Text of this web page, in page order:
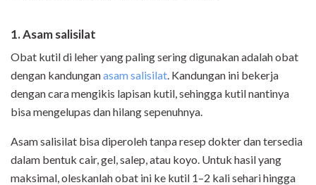
1. Asam salisilat
Obat kutil di leher yang paling sering digunakan adalah obat
dengan kandunganasam salisilat . Kandungan ini bekerja
dengan cara mengikis lapisan kutil, sehingga kutil nantinya
bisa mengelupas dan hilang sepenuhnya.
Asam salisilat bisa diperoleh tanpa resep dokter dan tersedia
dalam bentuk cair, gel, salep, atau koyo. Untuk hasil yang
maksimal, oleskanlah obat ini ke kutil 1–2 kali sehari hingga